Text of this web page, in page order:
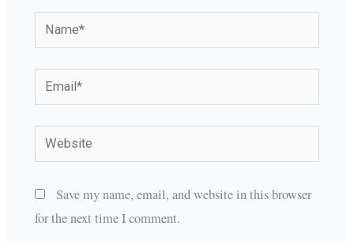
Name*
Email*
Website
Save my name, email, and website in this browser
for the next time I comment.